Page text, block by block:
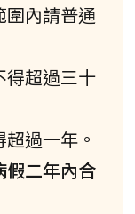
內請普通
得超過三十
過一年。
假二年內合